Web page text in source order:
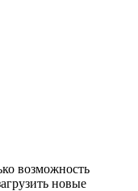
возможность
новые